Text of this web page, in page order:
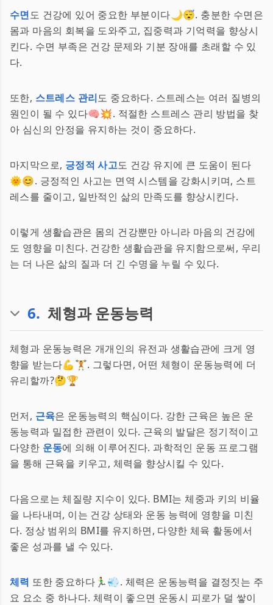
수면도 건강에 있어 중요한 부분이다🌙😴. 충분한 수면은
몸과 마음의 회복을 도와주고, 집중력과 기억력을 향상시
킨다. 수면 부족은 건강 문제와 기분 장애를 초래할 수 있
다.
또한, 스트레스 관리도 중요하다. 스트레스는 여러 질병의
원인이 될 수 있다🧠💥. 적절한 스트레스 관리 방법을 찾
아 심신의 안정을 유지하는 것이 중요하다.
마지막으로, 긍정적 사고도 건강 유지에 큰 도움이 된다
🌞😊. 긍정적인 사고는 면역 시스템을 강화시키며, 스트
레스를 줄이고, 일반적인 삶의 만족도를 향상시킨다.
이렇게 생활습관은 몸의 건강뿐만 아니라 마음의 건강에
도 영향을 미친다. 건강한 생활습관을 유지함으로써, 우리
는 더 나은 삶의 질과 더 긴 수명을 누릴 수 있다.
6. 체형과 운동능력
체형과 운동능력은 개개인의 유전과 생활습관에 크게 영
향을 받는다💪🏋️. 그렇다면, 어떤 체형이 운동능력에 더
유리할까?🤔🏆
먼저, 근육은 운동능력의 핵심이다. 강한 근육은 높은 운
동능력과 밀접한 관련이 있다. 근육의 발달은 정기적이고
다양한 운동에 의해 이루어진다. 과학적인 운동 프로그램
을 통해 근육을 키우고, 체력을 향상시킬 수 있다.
다음으로는 체질량 지수이 있다. BMI는 체중과 키의 비율
을 나타내며, 이는 건강 상태와 운동 능력에 영향을 미친
다. 정상 범위의 BMI를 유지하면, 다양한 체육 활동에서
좋은 성과를 낼 수 있다.
체력 또한 중요하다🏃‍♂️💨. 체력은 운동능력을 결정짓는 주
요 요소 중 하나다. 체력이 좋으면 운동시 피로가 덜 쌓이